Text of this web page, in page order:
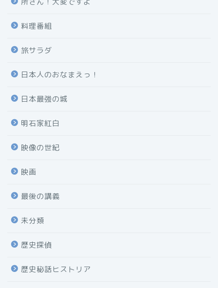
料理番組
旅サラダ
日本人のおなまえっ！
日本最強の城
明石家紅白
映像の世紀
映画
最後の講義
未分類
歴史探偵
歴史秘話ヒストリア